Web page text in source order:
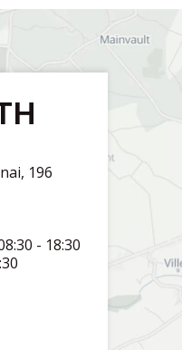
196
- 18:30